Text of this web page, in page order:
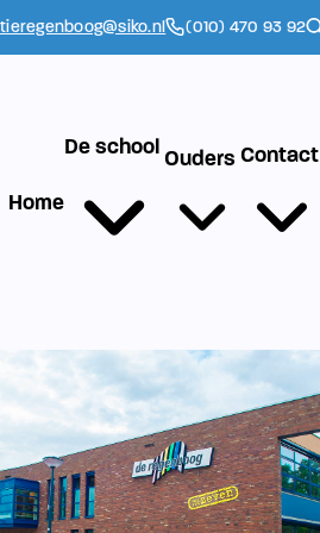
(010) 470 93 92
Home
De school Ouders Contact